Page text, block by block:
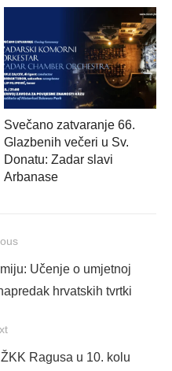
Svečano zatvaranje 66.
Glazbenih večeri u Sv.
Donatu: Zadar slavi
Arbanase
Učenje o umjetnoj
hrvatskih tvrtki
Ragusa u 10. kolu